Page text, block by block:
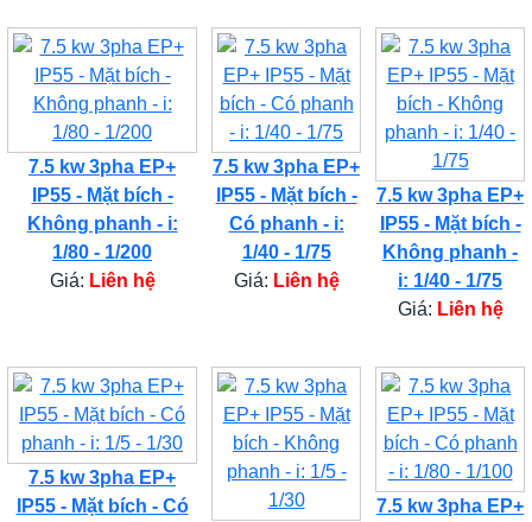
7.5 kw 3pha EP+
IP55 - Mặt bích -
Không phanh - i:
1/80 - 1/200
Giá: Liên hệ
7.5 kw 3pha EP+
IP55 - Mặt bích -
Có phanh - i:
1/40 - 1/75
Giá: Liên hệ
7.5 kw 3pha EP+
IP55 - Mặt bích -
Không phanh -
i: 1/40 - 1/75
Giá: Liên hệ
7.5 kw 3pha EP+
IP55 - Mặt bích - Có
7.5 kw 3pha EP+